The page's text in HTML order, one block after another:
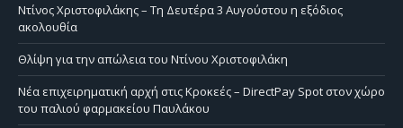
Ντίνος Χριστοφιλάκης – Τη Δευτέρα 3 Αυγούστου η εξόδιος
ακολουθία
Θλίψη για την απώλεια του Ντίνου Χριστοφιλάκη
Νέα επιχειρηματική αρχή στις Κροκεές – DirectPay Spot στον χώρο
του παλιού φαρμακείου Παυλάκου